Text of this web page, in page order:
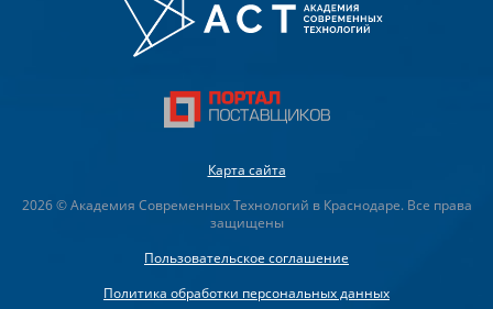
Карта сайта
2026 © Академия Современных Технологий в Краснодаре. Все права
защищены
Пользовательское соглашение
Политика обработки персональных данных